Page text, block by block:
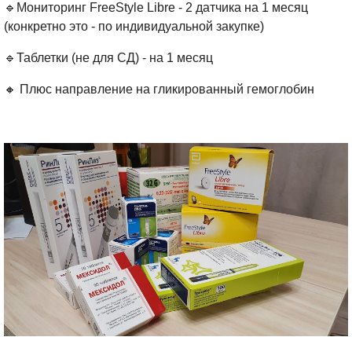
🔹️Мониторинг FreeStyle Libre - 2 датчика на 1 месяц
(конкретно это - по индивидуальной закупке)
🔹️Таблетки (не для СД) - на 1 месяц
🔸️ Плюс направление на гликированный гемоглобин